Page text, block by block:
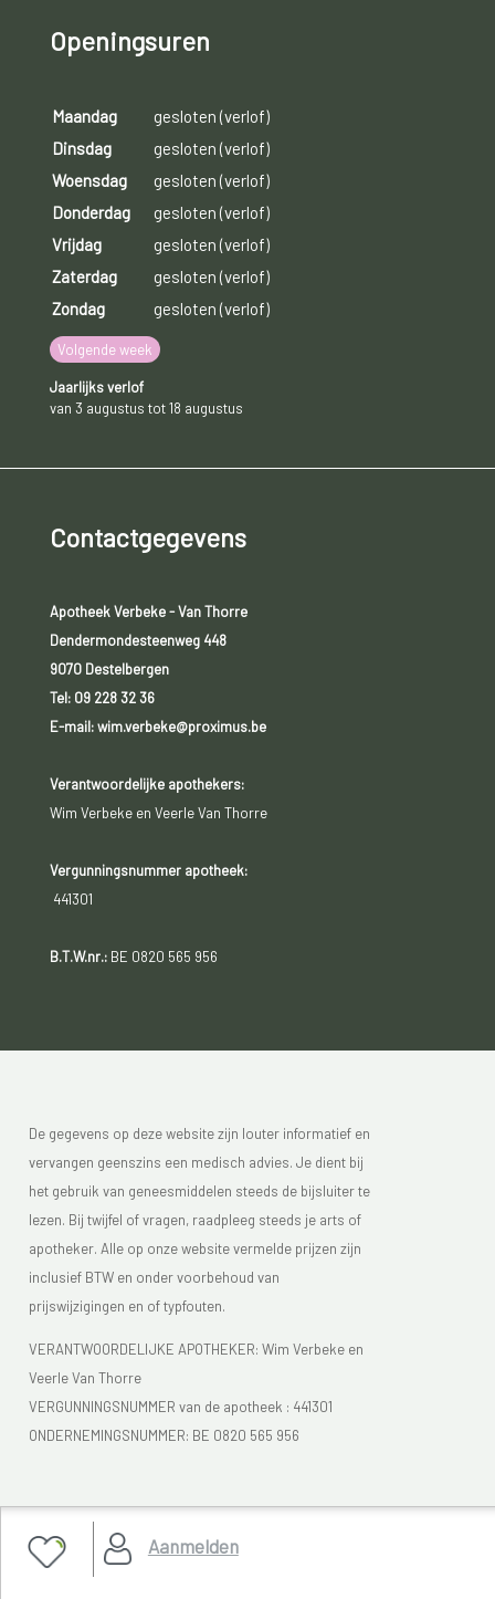
Aanmelden
Openingsuren
Maandag
gesloten (verlof)
Dinsdag
gesloten (verlof)
Woensdag
gesloten (verlof)
Donderdag
gesloten (verlof)
Vrijdag
gesloten (verlof)
Zaterdag
gesloten (verlof)
Zondag
gesloten (verlof)
Volgende week
Jaarlijks verlof
van 3 augustus tot 18 augustus
Contactgegevens
Apotheek Verbeke - Van Thorre
Dendermondesteenweg 448
9070 Destelbergen
Tel: 09 228 32 36
E-mail: wim.verbeke@proximus.be
Verantwoordelijke apothekers:
Wim Verbeke en Veerle Van Thorre
Vergunningsnummer apotheek:
441301
B.T.W.nr.:BE 0820 565 956
De gegevens op deze website zijn louter informatief en
vervangen geenszins een medisch advies. Je dient bij
het gebruik van geneesmiddelen steeds de bijsluiter te
lezen. Bij twijfel of vragen, raadpleeg steeds je arts of
apotheker. Alle op onze website vermelde prijzen zijn
inclusief BTW en onder voorbehoud van
prijswijzigingen en of typfouten.
VERANTWOORDELIJKE APOTHEKER: Wim Verbeke en
Veerle Van Thorre
VERGUNNINGSNUMMER van de apotheek : 441301
ONDERNEMINGSNUMMER: BE 0820 565 956
Je vindt Apotheek Verbeke - Van Thorre in de FAGG lijst
van de apotheken die vergund zijn. Het FAGG